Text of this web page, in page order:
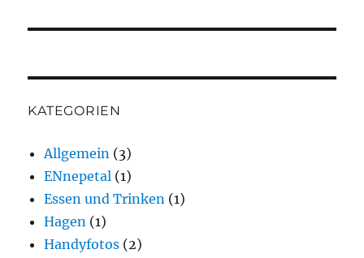
KATEGORIEN
Allgemein (3)
ENnepetal (1)
Essen und Trinken (1)
Hagen (1)
Handyfotos (2)